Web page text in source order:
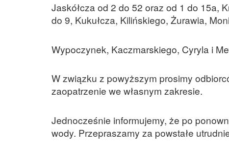
Jaskółcza od 2 do 52 oraz od 1 do 15a,
do 9, Kukułcza, Kilińskiego, Żurawia,
Wypoczynek, Kaczmarskiego, Cyryla i
W związku z powyższym prosimy
zaopatrzenie we własnym zakresie.
Jednocześnie informujemy, że po
wody. Przepraszamy za powstałe